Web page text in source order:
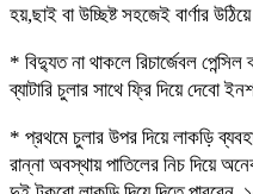
হয়,ছাই বা উচ্ছিষ্ট সহজেই বার্ণার
* বিদ্যুত না থাকলে রিচার্জেবল
ব্যাটারি চুলার সাথে ফ্রি দিয়ে দেবো
* প্রথমে চুলার উপর দিয়ে লাকড়ি
রান্না অবস্থায় পাতিলের নিচ দিয়ে